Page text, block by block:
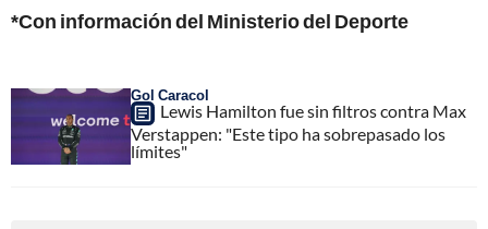
*Con información del Ministerio del Deporte
Gol Caracol
Lewis Hamilton fue sin filtros contra Max
Verstappen: "Este tipo ha sobrepasado los
límites"